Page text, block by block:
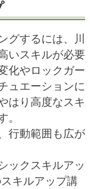
グするには、川
いスキルが必要
化やロックガー
ュエーションに
はり高度なスキ
。
行動範囲も広が
ックスキルアッ
キルアップ講